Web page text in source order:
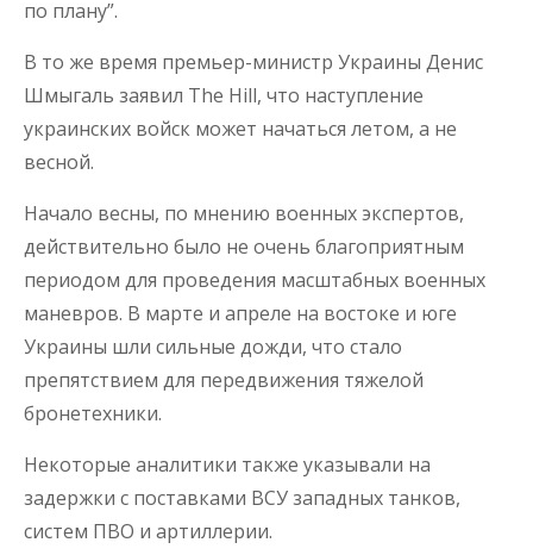
по плану”.
В то же время премьер-министр Украины Денис
Шмыгаль заявил The Hill, что наступление
украинских войск может начаться летом, а не
весной.
Начало весны, по мнению военных экспертов,
действительно было не очень благоприятным
периодом для проведения масштабных военных
маневров. В марте и апреле на востоке и юге
Украины шли сильные дожди, что стало
препятствием для передвижения тяжелой
бронетехники.
Некоторые аналитики также указывали на
задержки с поставками ВСУ западных танков,
систем ПВО и артиллерии.